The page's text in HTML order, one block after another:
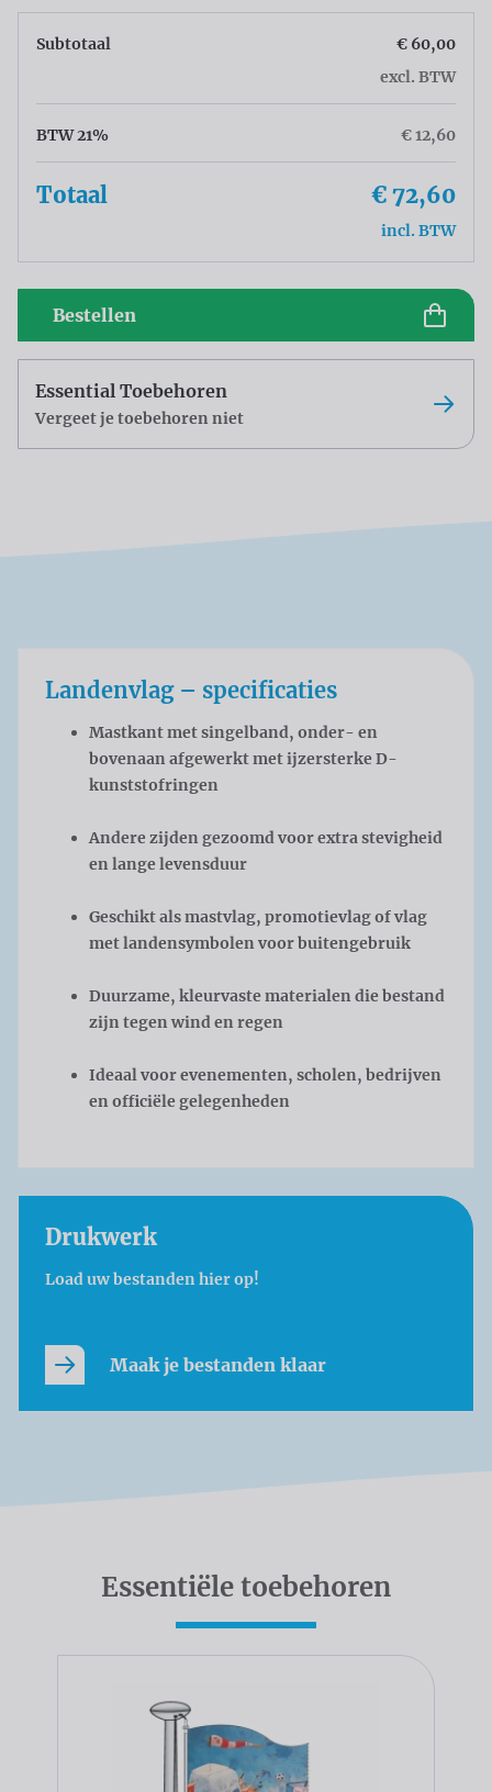
Subtotaal
€ 60,00
excl. BTW
BTW 21% € 12,60
Totaal € 72,60
incl. BTW
Bestellen
Essential Toebehoren
Vergeet je toebehoren niet
Landenvlag – specificaties
Mastkant met singelband, onder- en
bovenaan afgewerkt met ijzersterke D-
kunststofringen
Andere zijden gezoomd voor extra stevigheid
en lange levensduur
Geschikt als mastvlag, promotievlag of vlag
met landensymbolen voor buitengebruik
Duurzame, kleurvaste materialen die bestand
zijn tegen wind en regen
Ideaal voor evenementen, scholen, bedrijven
en officiële gelegenheden
Drukwerk
Load uw bestanden hier op!
Maak je bestanden klaar
Essentiële toebehoren